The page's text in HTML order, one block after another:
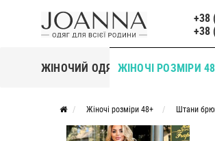
+38
+38
ЖІНОЧИЙ ОДЯГ ЖІНОЧІ РОЗМІРИ
Жіночі розміри 48+ Штани